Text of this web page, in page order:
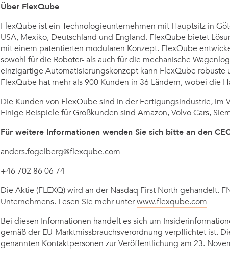
Über FlexQube
FlexQube ist ein Technologieunternehmen mit Hauptsitz in
USA, Mexiko, Deutschland und England. FlexQube bietet
mit einem patentierten modularen Konzept. FlexQube
sowohl für die Roboter- als auch für die mechanische
einzigartige Automatisierungskonzept kann FlexQube
FlexQube hat mehr als 900 Kunden in 36 Ländern, wobei die
Die Kunden von FlexQube sind in der Fertigungsindustrie, im
Einige Beispiele für Großkunden sind Amazon, Volvo Cars,
Für weitere Informationen wenden Sie sich bitte an den
anders.fogelberg@flexqube.com
+46 702 86 06 74
Die Aktie (FLEXQ) wird an der Nasdaq First North gehandelt.
Unternehmens. Lesen Sie mehr unterwww.flexqube.com
Bei diesen Informationen handelt es sich um
gemäß der EU-Marktmissbrauchsverordnung verpflichtet ist.
genannten Kontaktpersonen zur Veröffentlichung am 23.